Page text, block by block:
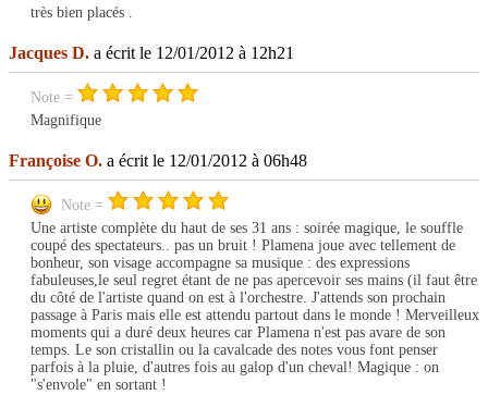
très bien placés .
Jacques D. a écrit le 12/01/2012 à 12h21
Note =
Magnifique
Françoise O. a écrit le 12/01/2012 à 06h48
Note =
Une artiste complète du haut de ses 31 ans : soirée magique, le souffle
coupé des spectateurs.. pas un bruit ! Plamena joue avec tellement de
bonheur, son visage accompagne sa musique : des expressions
fabuleuses,le seul regret étant de ne pas apercevoir ses mains (il faut être
du côté de l'artiste quand on est à l'orchestre. J'attends son prochain
passage à Paris mais elle est attendu partout dans le monde ! Merveilleux
moments qui a duré deux heures car Plamena n'est pas avare de son
temps. Le son cristallin ou la cavalcade des notes vous font penser
parfois à la pluie, d'autres fois au galop d'un cheval! Magique : on
"s'envole" en sortant !